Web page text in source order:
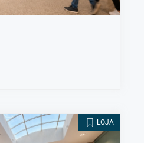
LOJA